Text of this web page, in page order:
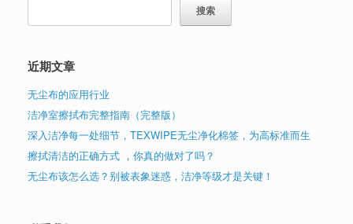
搜索
近期文章
无尘布的应用行业
洁净室擦拭布完整指南（完整版）
深入洁净每一处细节，TEXWIPE无尘净化棉签，为高标准而生
擦拭清洁的正确方式 ，你真的做对了吗？
无尘布该怎么选？别被表象迷惑，洁净等级才是关键！